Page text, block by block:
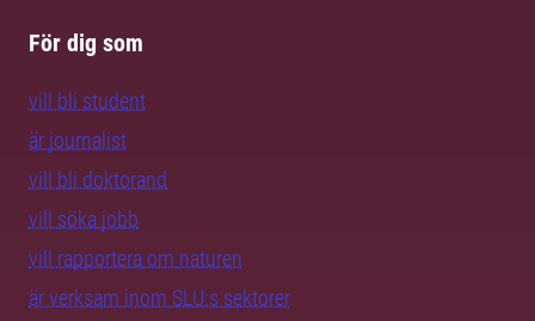
För dig som
vill bli student
är journalist
vill bli doktorand
vill söka jobb
vill rapportera om naturen
är verksam inom SLU:s sektorer